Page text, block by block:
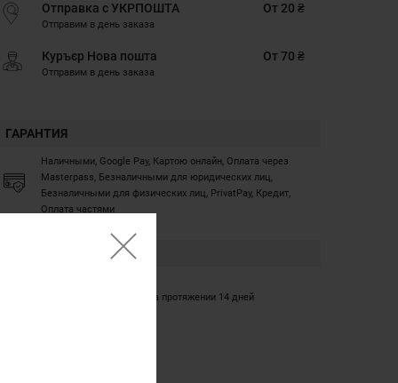
Отправка с УКРПОШТА
Отправим в день заказа
От 20 ₴
Куръєр Нова пошта
Отправим в день заказа
От 70 ₴
ГАРАНТИЯ
Наличными, Google Pay, Картою онлайн, Оплата через
Masterpass, Безналичными для юридических лиц,
Безналичными для физических лиц, PrivatPay, Кредит,
Оплата частями
Обмен/возврат товара на протяжении 14 дней